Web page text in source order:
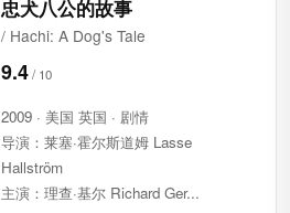
忠犬八公的故事
/ Hachi: A Dog's Tale
9.4
2009 · 美国 英国 · 剧情
导演：莱塞·霍尔斯道姆 Lasse
Hallström
主演：理查·基尔 Richard Ger...